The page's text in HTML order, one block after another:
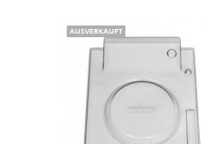
AUSVERKAUFT